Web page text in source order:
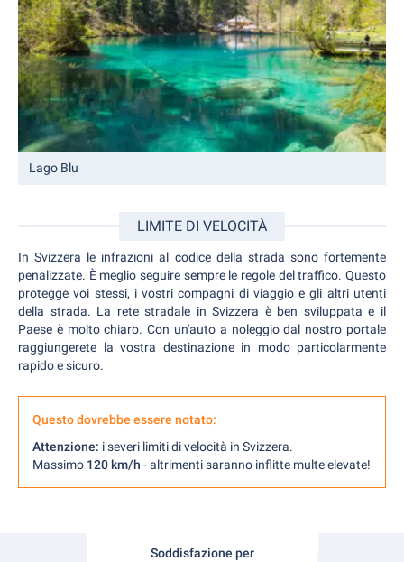
Lago Blu
LIMITE DI VELOCITÀ
In Svizzera le infrazioni al codice della strada sono fortemente
penalizzate. È meglio seguire sempre le regole del traffico. Questo
protegge voi stessi, i vostri compagni di viaggio e gli altri utenti
della strada. La rete stradale in Svizzera è ben sviluppata e il
Paese è molto chiaro. Con un'auto a noleggio dal nostro portale
raggiungerete la vostra destinazione in modo particolarmente
rapido e sicuro.
Questo dovrebbe essere notato:
Attenzione: i severi limiti di velocità in Svizzera.
Massimo 120 km/h - altrimenti saranno inflitte multe elevate!
Soddisfazione per